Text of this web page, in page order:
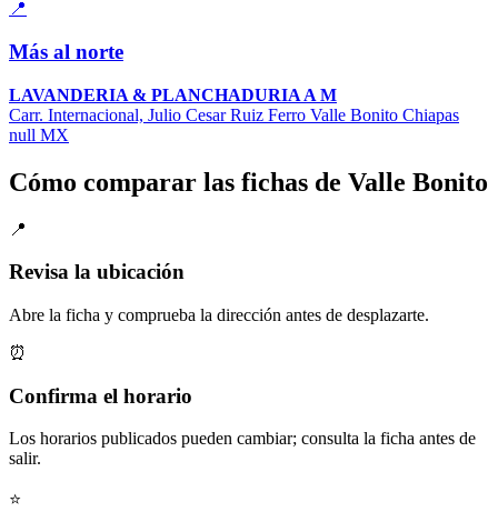
📍
Más al norte
LAVANDERIA & PLANCHADURIA A M
Carr. Internacional, Julio Cesar Ruiz Ferro Valle Bonito Chiapas
null MX
Cómo comparar las fichas de Valle Bonito
📍
Revisa la ubicación
Abre la ficha y comprueba la dirección antes de desplazarte.
⏰
Confirma el horario
Los horarios publicados pueden cambiar; consulta la ficha antes de
salir.
⭐